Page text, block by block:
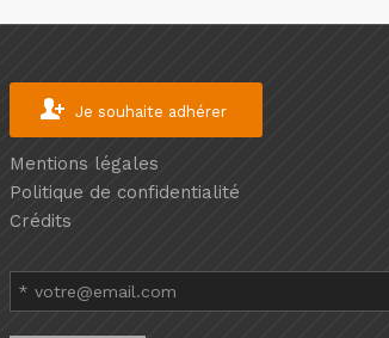
Je souhaite adhérer
Mentions légales
Politique de confidentialité
Crédits